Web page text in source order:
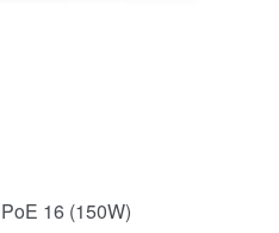
16 (150W)